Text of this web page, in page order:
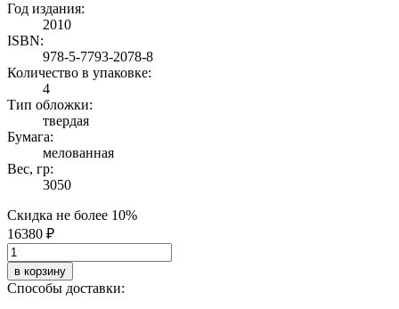
Год издания:
2010
ISBN:
978-5-7793-2078-8
Количество в упаковке:
4
Тип обложки:
твердая
Бумага:
мелованная
Вес, гр:
3050
Скидка не более 10%
16380 ₽
в корзину
Способы доставки: